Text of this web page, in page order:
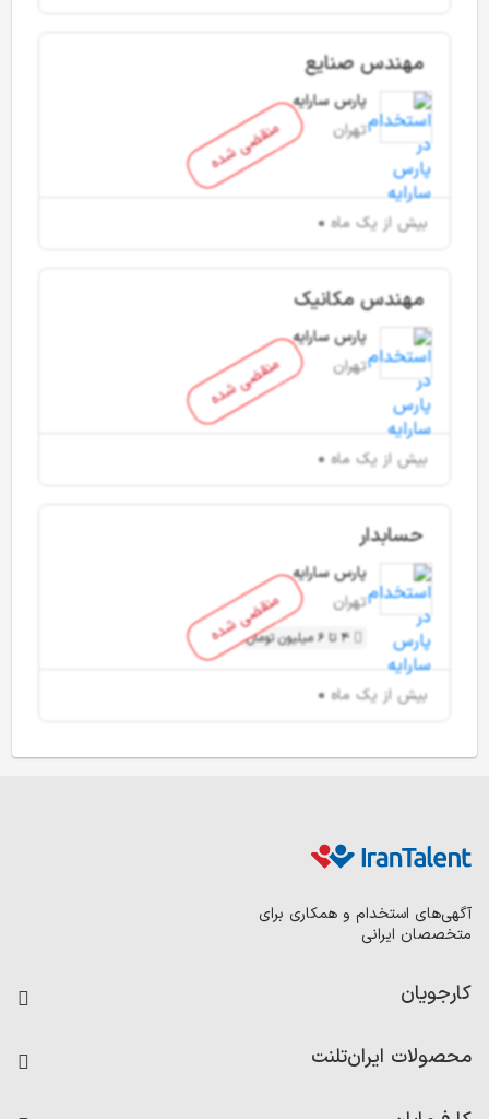
منقضی شده
مهندس صنایع
پارس سارایه
تهران
بیش از یک ماه
منقضی شده
مهندس مکانیک
پارس سارایه
تهران
بیش از یک ماه
منقضی شده
حسابدار
پارس سارایه
تهران
4 تا 6 میلیون تومان
بیش از یک ماه
آگهی‌های استخدام و همکاری برای
متخصصان ایرانی
کارجویان
رزومه ساز
امتیاز شرکت‌ها
محصولات ایران‌تلنت